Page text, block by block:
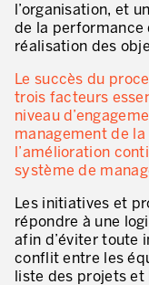
GUIDER LA
Guider la
Développer votre
Construire
motion™ by
Management de la
Innovation by
Hoshin Kanri:
J'AUTORISE
* champs obligatoires
l’organisation, et
de la performance
réalisation des
Le succès du
trois facteurs
niveau
management de
l’amélioration
système de
Les initiatives et
répondre à une
afin d’éviter toute
conflit entre les
liste des projets